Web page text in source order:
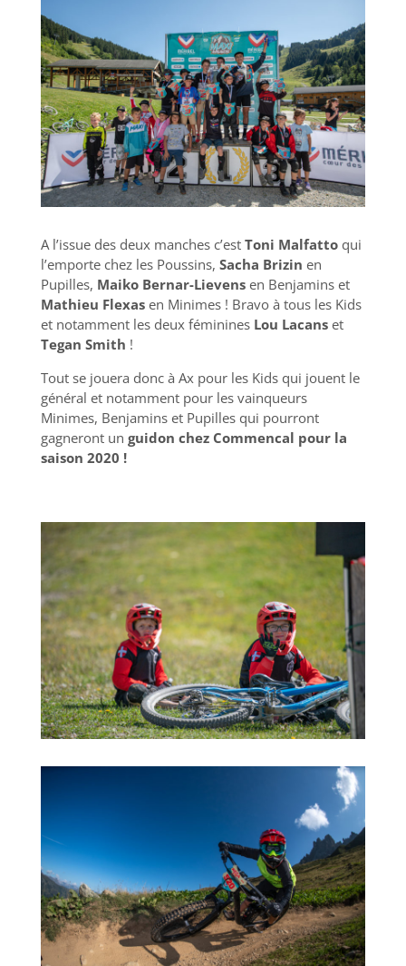
A l’issue des deux manches c’est Toni Malfattoqui
l’emporte chez les Poussins, Sacha Brizin en
Pupilles, Maiko Bernar-Lievensen Benjamins et
Mathieu Flexasen Minimes ! Bravo à tous les Kids
et notamment les deux féminines Lou Lacanset
Tegan Smith !
Tout se jouera donc à Ax pour les Kids qui jouent le
général et notamment pour les vainqueurs
Minimes, Benjamins et Pupilles qui pourront
gagneront un guidon chez Commencal pour la
saison 2020 !